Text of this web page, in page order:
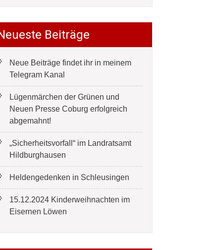
Beiträge
Neue Beiträge findet ihr in meinem
Telegram Kanal
Lügenmärchen der Grünen und
Neuen Presse Coburg erfolgreich
abgemahnt!
„Sicherheitsvorfall“ im Landratsamt
Hildburghausen
Heldengedenken in Schleusingen
15.12.2024 Kinderweihnachten im
Eisernen Löwen